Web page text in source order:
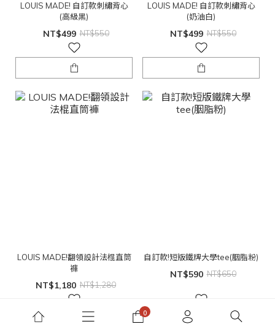
LOUIS MADE! 自訂款刺繡背心
(高級黑)
NT$499 NT$550
LOUIS MADE! 自訂款刺繡背心
(奶油白)
NT$499 NT$550
LOUIS MADE!翻領設計法棍直筒
褲
NT$1,180 NT$1,280
自訂款!短版鐵牌大學tee(胭脂粉)
NT$590 NT$650